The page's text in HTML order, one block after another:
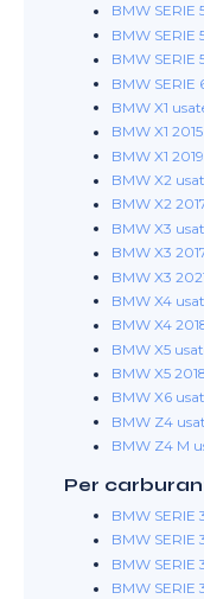
BMW SERIE
BMW SERIE
BMW SERIE
BMW SERIE
BMW X1
BMW X1
BMW X1
BMW X2
BMW X2
BMW X3
BMW X3
BMW X3
BMW X4
BMW X4
BMW X5
BMW X5
BMW X6
BMW Z4
BMW Z4 M
Per
BMW SERIE
BMW SERIE
BMW SERIE
BMW SERIE